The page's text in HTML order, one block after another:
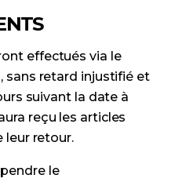
effectués via le
sans retard injustifié et
suivant la date à
reçu les articles
leur retour.
le